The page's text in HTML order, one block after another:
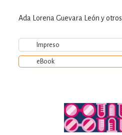
Ada Lorena Guevara León y otros
Impreso
eBook